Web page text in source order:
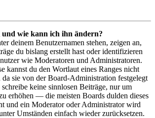
und wie kann ich ihn ändern?
deinem Benutzernamen stehen, zeigen an,
du bislang erstellt hast oder identifizieren
wie Moderatoren und Administratoren.
kannst du den Wortlaut eines Ranges nicht
da sie von der Board-Administration festgelegt
keine sinnlosen Beiträge, nur um
erhöhen — die meisten Boards dulden dieses
und ein Moderator oder Administrator wird
Umständen einfach wieder zurücksetzen.